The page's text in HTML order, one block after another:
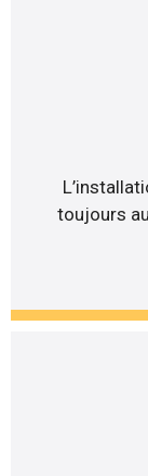
toujours